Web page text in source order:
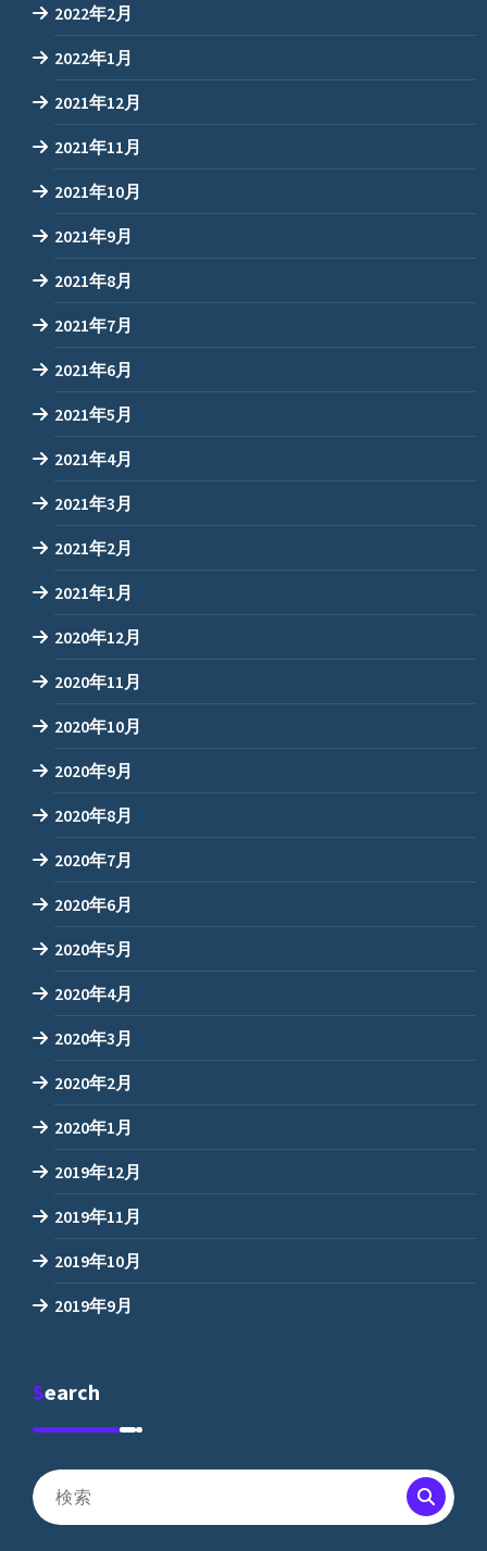
2022年2月
2022年1月
2021年12月
2021年11月
2021年10月
2021年9月
2021年8月
2021年7月
2021年6月
2021年5月
2021年4月
2021年3月
2021年2月
2021年1月
2020年12月
2020年11月
2020年10月
2020年9月
2020年8月
2020年7月
2020年6月
2020年5月
2020年4月
2020年3月
2020年2月
2020年1月
2019年12月
2019年11月
2019年10月
2019年9月
Search
検
索